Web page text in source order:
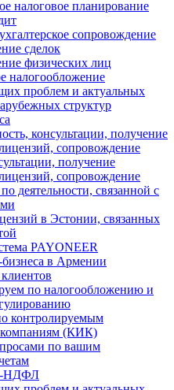
налоговое планирование
сопровождение
сделок
физических лиц
налогообложение
проблем и актуальных
структур
консультации, получение
сопровождение
получение
сопровождение
деятельности, связанной с
в Эстонии, связанных
PAYONEER
в Армении
по налогообложению и
контролируемым
(КИК)
по вашим
НДФЛ